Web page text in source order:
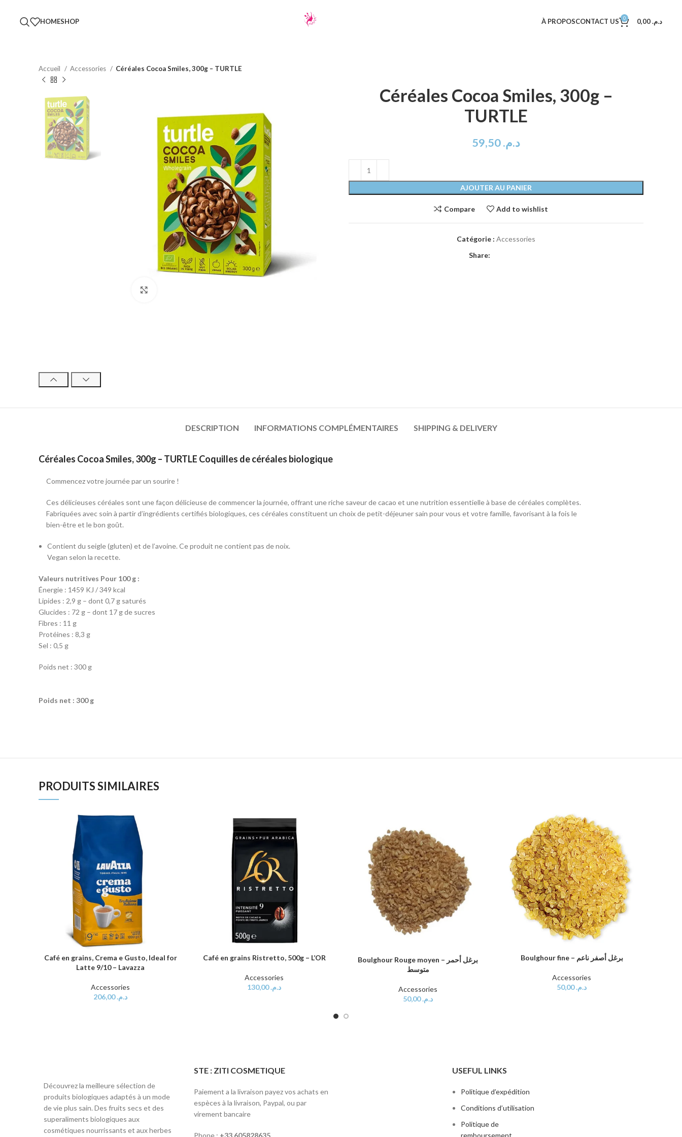
HOMESHOP À PROPOSCONTACT US 0 د.م.0,00
Accueil Accessories Céréales Cocoa Smiles, 300g – TURTLE
Céréales Cocoa Smiles, 300g –
TURTLE
د.م.
AJOUTER AU PANIER
Compare Add to wishlist
Catégorie : Accessories
Share:
DESCRIPTION INFORMATIONS COMPLÉMENTAIRES SHIPPING & DELIVERY
Céréales Cocoa Smiles, 300g – TURTLE Coquilles de céréales biologique
Commencez votre journée par un sourire !
Ces délicieuses céréales sont une façon délicieuse de commencer la journée, offrant une riche saveur de cacao et une nutrition essentielle à base de céréales complètes.
Fabriquées avec soin à partir d’ingrédients certifiés biologiques, ces céréales constituent un choix de petit-déjeuner sain pour vous et votre famille, favorisant à la fois le
bien-être et le bon goût.
Contient du seigle (gluten) et de l’avoine. Ce produit ne contient pas de noix.
Vegan selon la recette.
Valeurs nutritives Pour 100 g :
Énergie : 1459 KJ / 349 kcal
Lipides : 2,9 g – dont 0,7 g saturés
Glucides : 72 g – dont 17 g de sucres
Fibres : 11 g
Protéines : 8,3 g
Sel : 0,5 g
Poids net : 300 g
Poids net : 300 g
PRODUITS SIMILAIRES
AJOUTER AU PANIER
Café en grains, Crema e Gusto, Ideal for
Latte 9/10 – Lavazza
Accessories
د.م.206,00
AJOUTER AU PANIER
Café en grains Ristretto, 500g – L’OR
Accessories
د.م.130,00
AJOUTER AU PANIER
Boulghour Rouge moyen – برغل أحمر
متوسط
Accessories
د.م.50,00
AJOUTER AU PANIER Boulghour fine – برغل أصفر ناعم
Accessories
د.م.50,00
Découvrez la meilleure sélection de
produits biologiques adaptés à un mode
de vie plus sain. Des fruits secs et des
superaliments biologiques aux
cosmétiques nourrissants et aux herbes
STE : ZITI COSMETIQUE
Paiement a la livraison payez vos achats en
espèces à la livraison, Paypal, ou par
virement bancaire
Phone : +33 605828635
USEFUL LINKS
Politique d’expédition
Conditions d’utilisation
Politique de
remboursement